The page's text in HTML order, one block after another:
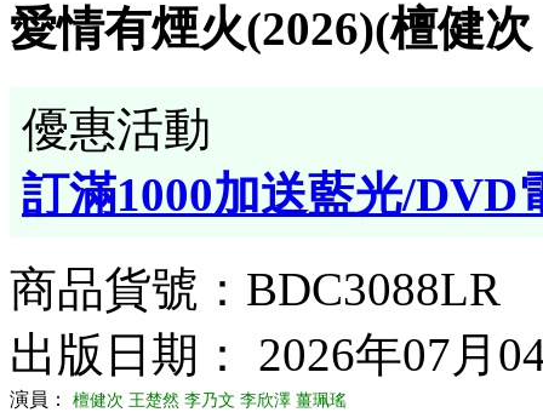
愛情有煙火(2026)(檀健
優惠活動
訂滿1000加送藍光/DVD
商品貨號：BDC3088LR
出版日期： 2026年07月
演員： 檀健次 王楚然 李乃文 李欣澤 薑珮瑤